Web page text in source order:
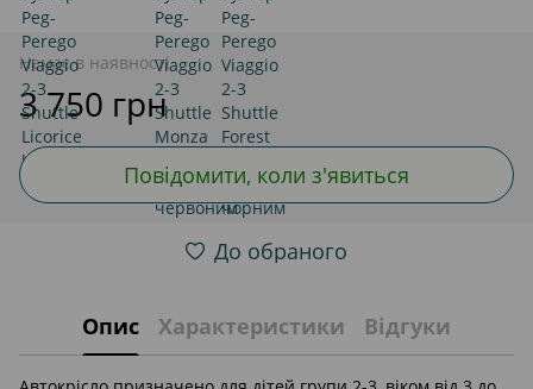
Немає в наявності
3 750 грн
Повідомити, коли з'явиться
До обраного
Опис Характеристики Відгуки